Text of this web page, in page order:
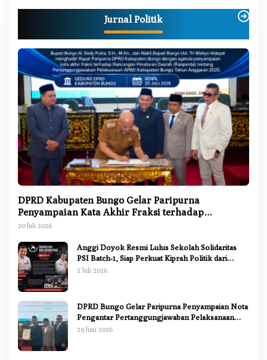
Jurnal Politik
DPRD Kabupaten Bungo Gelar Paripurna
Penyampaian Kata Akhir Fraksi terhadap
Ranperda Pertanggungjawaban APBD 2025
20 Juli 2026
Anggi Doyok Resmi Lulus Sekolah Solidaritas
PSI Batch-1, Siap Perkuat Kiprah Politik dari
Daerah
2 Juli 2026
DPRD Bungo Gelar Paripurna Penyampaian Nota
Pengantar Pertanggungjawaban Pelaksanaan
APBD 2025
29 Juni 2026